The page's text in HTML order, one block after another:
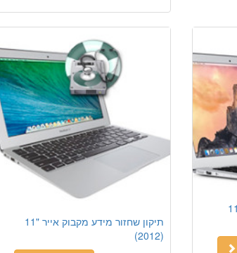
תיקון שחזור מידע מקבוק אייר "11
(2012)
תיקון שחזור מידע מקבוק אייר "11